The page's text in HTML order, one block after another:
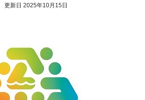
更新日 2025年10月15日